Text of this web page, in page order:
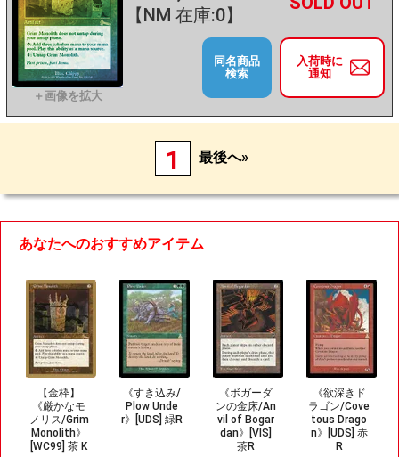
【NM 在庫:0】
入荷時に
通知
同名商品
検索
1 最後へ»
あなたへのおすすめアイテム
【金枠】
《厳かなモ
ノリス/Grim
Monolith》
[WC99] 茶 K
《すき込み/
Plow Unde
r》[UDS] 緑R
《ボガーダ
ンの金床/An
vil of Bogar
dan》[VIS]
茶R
《欲深きド
ラゴン/Cove
tous Drago
n》[UDS] 赤
R